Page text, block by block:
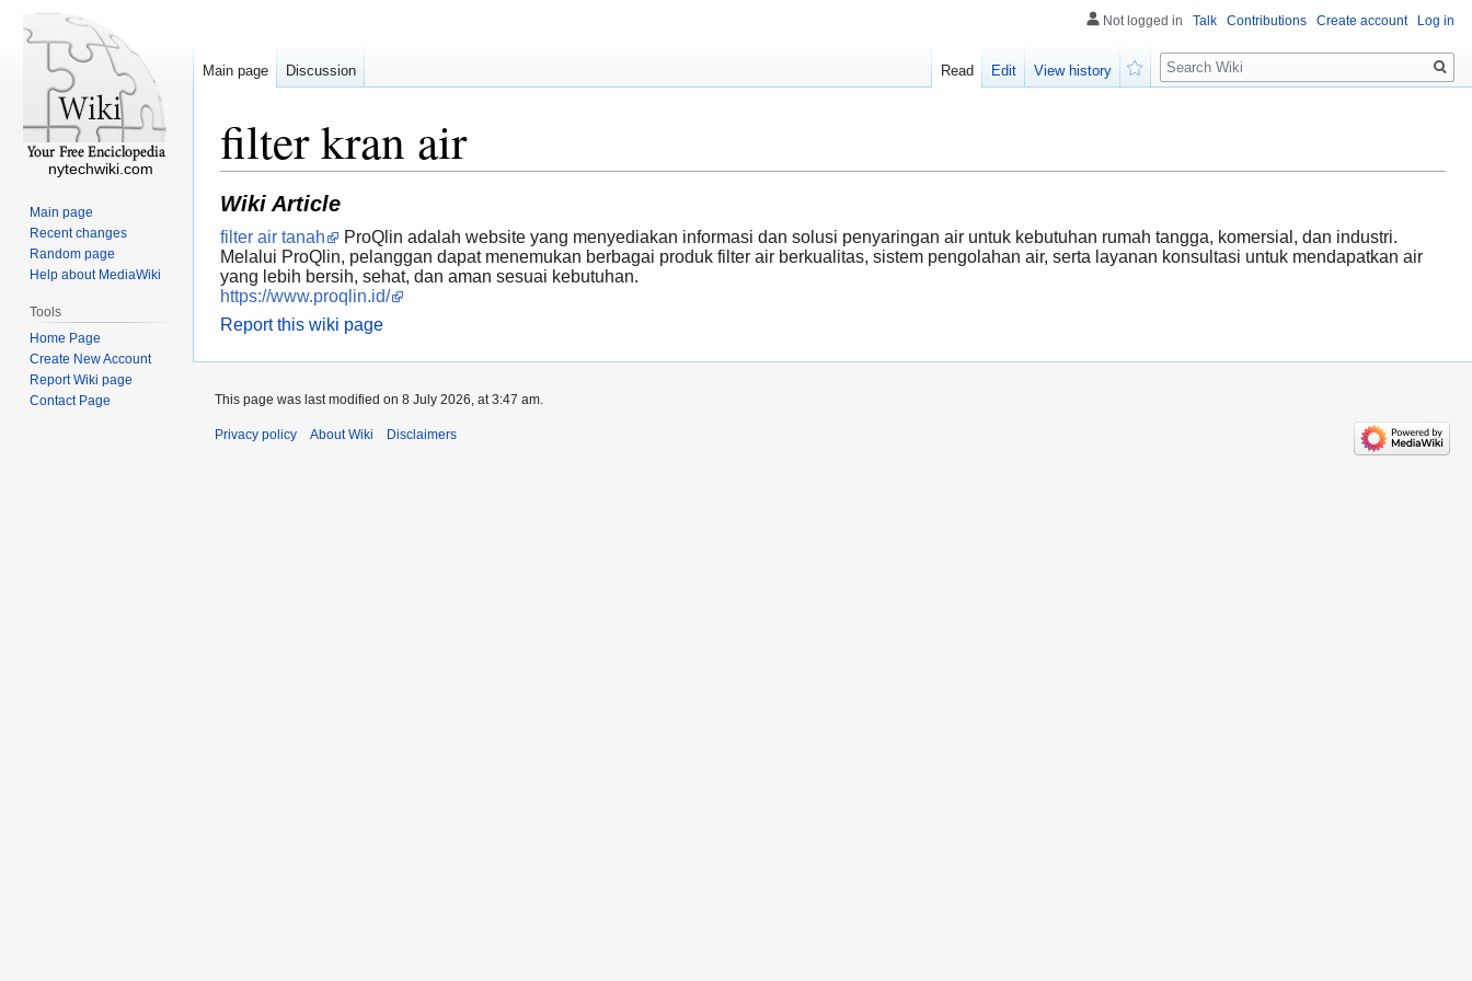
filter kran air
Wiki Article
filter air tanah
ProQlin adalah website yang menyediakan informasi dan solusi penyaringan air untuk kebutuhan rumah tangga, komersial, dan industri.
Melalui ProQlin, pelanggan dapat menemukan berbagai produk filter air berkualitas, sistem pengolahan air, serta layanan konsultasi untuk mendapatkan air
yang lebih bersih, sehat, dan aman sesuai kebutuhan.
https://www.proqlin.id/
Report this wiki page
Not logged in Talk Contributions Create account Log in
Main page Discussion Read Edit
View history
Search
nytechwiki.com
Main page
Recent changes
Random page
Help about MediaWiki
Tools
Home Page
Create New Account
Report Wiki page
Contact Page
This page was last modified on 8 July 2026, at 3:47 am.
Privacy policy About Wiki Disclaimers